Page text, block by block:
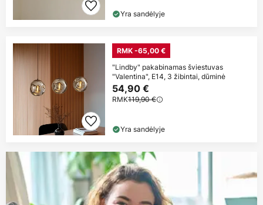
Yra sandėlyje
RMK -65,00 €
"Lindby" pakabinamas šviestuvas
"Valentina", E14, 3 žibintai, dūminė
54,90 €
RMK119,90 €
Yra sandėlyje